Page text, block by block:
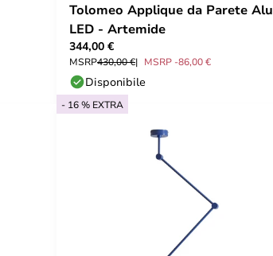
Tolomeo Applique da Parete Alu
LED - Artemide
344,00 €
MSRP430,00 € MSRP -86,00 €
Disponibile
- 16 % EXTRA